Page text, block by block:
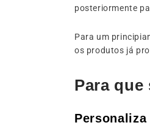
posteriormente
Para um
os produtos já
Para que